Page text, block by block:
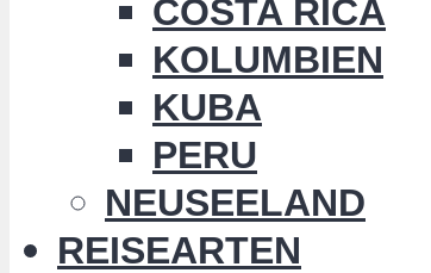
COSTA RICA
KOLUMBIEN
KUBA
PERU
NEUSEELAND
REISEARTEN